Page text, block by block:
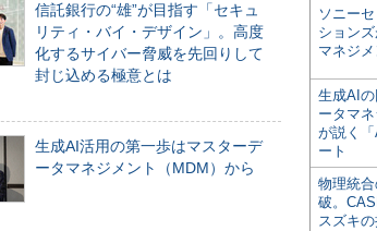
信託銀行の“雄”が目指す「セキュ
リティ・バイ・デザイン」。高度
化するサイバー脅威を先回りして
封じ込める極意とは
生成AI活用の第一歩はマスターデ
ータマネジメント（MDM）から
ソニー
ション
マネジメ
生成AI
ータマ
が説く
ート
物理統
破。
スズキ